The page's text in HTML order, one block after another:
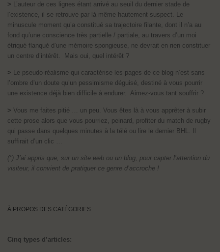
> L’auteur de ces lignes étant arrivé au seuil du dernier stade de
l’existence, il se retrouve par là-même hautement suspect. Le
minuscule moment qu’a constitué sa trajectoire filante, dont il n’a au
fond qu’une conscience très partielle / partiale, au travers d’un moi
étriqué flanqué d’une mémoire spongieuse, ne devrait en rien constituer
un centre d’intérêt. Mais oui, quel intérêt ?
> Le pseudo-réalisme qui caractérise les pages de ce blog n’est sans
l’ombre d’un doute qu’un pessimisme déguisé, destiné à vous pourrir
une existence déjà bien difficile à endurer. Aimez-vous tant souffrir ?
> Vous me faites pitié … un peu. Vous êtes là à vous apprêter à subir
cette prose alors que vous pourriez, peinard, profiter du match de rugby
qui passe dans quelques minutes à la télé ou lire le dernier BHL. Il
suffirait d’un clic …
(*) J’ai appris que, sur un site web ou un blog, pour capter l’attention du
visiteur, il convient de pratiquer ce genre d’accroche !
À PROPOS DES CATÉGORIES
Cinq types d’articles: